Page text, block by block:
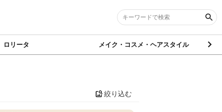
ロリータ メイク・コスメ・ヘアスタイル
絞り込む